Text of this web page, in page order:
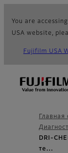
You are
USA website,
Fujifilm USA
Главная
DRI-
те…